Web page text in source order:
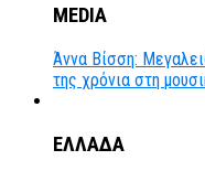
MEDIA
Άννα Βίσση:
της χρόνια στη
ΕΛΛΑΔΑ